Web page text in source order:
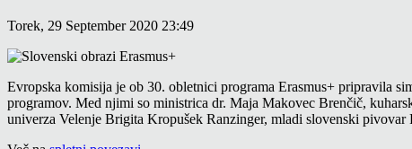
Torek, 29 September 2020 23:49
Evropska komisija je ob 30. obletnici programa Erasmus+ pripravila
programov. Med njimi so ministrica dr. Maja Makovec Brenčič,
univerza Velenje Brigita Kropušek Ranzinger, mladi slovenski